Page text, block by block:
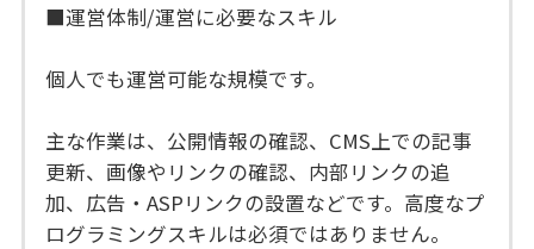
■運営体制/運営に必要なスキル
個人でも運営可能な規模です。
主な作業は、公開情報の確認、CMS上での記事
更新、画像やリンクの確認、内部リンクの追
加、広告・ASPリンクの設置などです。高度なプ
ログラミングスキルは必須ではありません。